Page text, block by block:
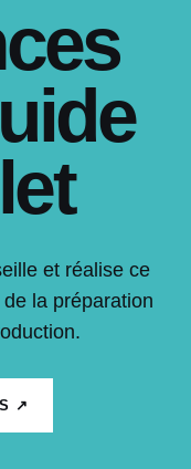
et réalise ce
la préparation
↗